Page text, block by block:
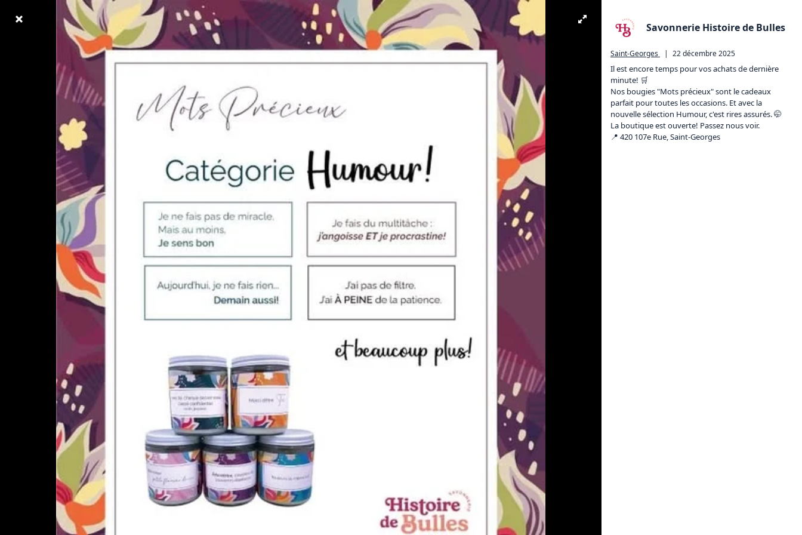
Savonnerie Histoire de Bulles
Saint-Georges | 22 décembre 2025
Il est encore temps pour vos achats de dernière
minute! 🛒
Nos bougies "Mots précieux" sont le cadeaux
parfait pour toutes les occasions. Et avec la
nouvelle sélection Humour, c'est rires assurés. 🤭
La boutique est ouverte! Passez nous voir.
📍 420 107e Rue, Saint-Georges